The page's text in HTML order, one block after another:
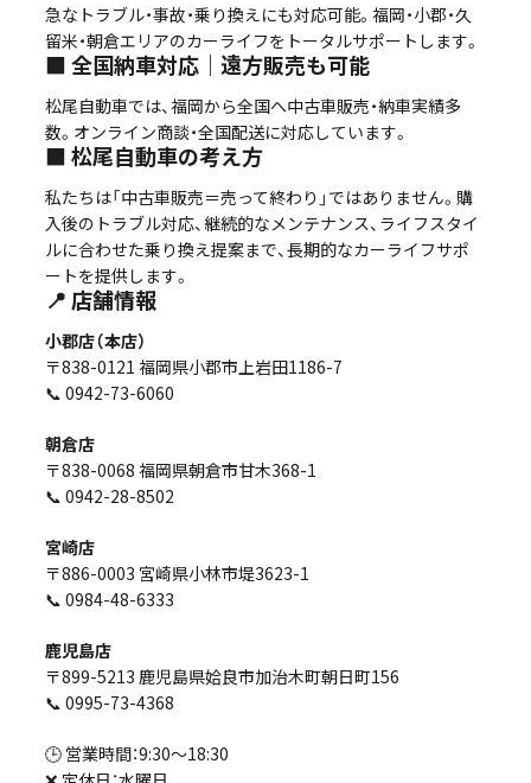
急なトラブル・事故・乗り換えにも対応可能。福岡・小郡・久
留米・朝倉エリアのカーライフをトータルサポートします。
■ 全国納車対応｜遠方販売も可能
松尾自動車では、福岡から全国へ中古車販売・納車実績多
数。オンライン商談・全国配送に対応しています。
■ 松尾自動車の考え方
私たちは「中古車販売＝売って終わり」ではありません。購
入後のトラブル対応、継続的なメンテナンス、ライフスタイ
ルに合わせた乗り換え提案まで、長期的なカーライフサポ
ートを提供します。
📍 店舗情報
小郡店（本店）
〒838-0121 福岡県小郡市上岩田1186-7
📞 0942-73-6060
朝倉店
〒838-0068 福岡県朝倉市甘木368-1
📞 0942-28-8502
宮崎店
〒886-0003 宮崎県小林市堤3623-1
📞 0984-48-6333
鹿児島店
〒899-5213 鹿児島県姶良市加治木町朝日町156
📞 0995-73-4368
🕒 営業時間：9:30〜18:30